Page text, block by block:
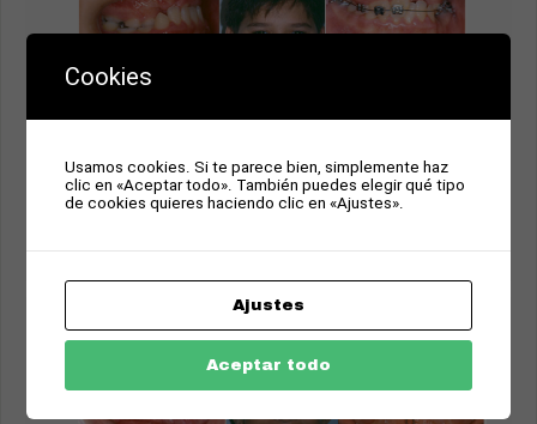
Cookies
Usamos cookies. Si te parece bien, simplemente haz
clic en «Aceptar todo». También puedes elegir qué tipo
de cookies quieres haciendo clic en «Ajustes».
Ajustes
Aceptar todo